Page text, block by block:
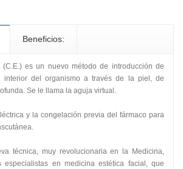
Beneficios:
(C.E.) es un nuevo método de introducción de
interior del organismo a través de la piel, de
Se le llama la aguja virtual.
y la congelación previa del fármaco para
técnica, muy revolucionaria en la Medicina,
en medicina estética facial, que